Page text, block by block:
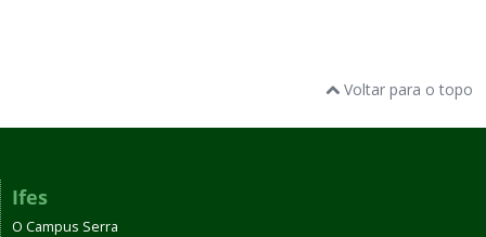
Voltar para o topo
Ifes
O Campus Serra